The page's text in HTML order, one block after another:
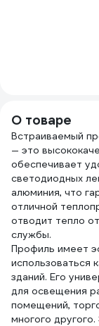
О товаре
Встраиваемый
— это
обеспечивает
светодиодных
алюминия, что
отличной
отводит тепло
службы.
Профиль имеет
использоваться
зданий. Его
для освещения
помещений,
многого